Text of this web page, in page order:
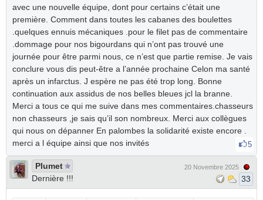
avec une nouvelle équipe, dont pour certains c’était une
première. Comment dans toutes les cabanes des boulettes
.quelques ennuis mécaniques .pour le filet pas de commentaire
.dommage pour nos bigourdans qui n’ont pas trouvé une
journée pour être parmi nous, ce n’est que partie remise. Je vais
conclure vous dis peut-être a l’année prochaine Celon ma santé
après un infarctus. J espère ne pas été trop long. Bonne
continuation aux assidus de nos belles bleues jcl la branne.
Merci a tous ce qui me suive dans mes commentaires.chasseurs
non chasseurs ,je sais qu’il son nombreux. Merci aux collègues
qui nous on dépanner En palombes la solidarité existe encore .
merci a l équipe ainsi que nos invités
5
Plumet
Dernière !!!
20 Novembre 2025
33